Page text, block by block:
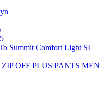
Summit Comfort Light SI
OFF PLUS PANTS MEN